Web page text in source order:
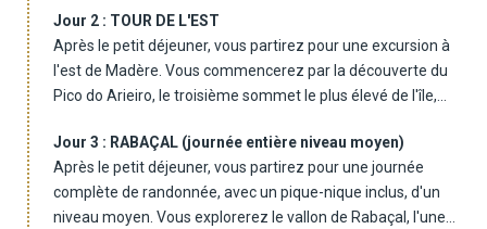
profonde de Madère.
nuit reposante.
Jour 2 : TOUR DE L'EST
Après le petit déjeuner, vous partirez pour une excursion à
l'est de Madère. Vous commencerez par la découverte du
Pico do Arieiro, le troisième sommet le plus élevé de l'île,
le souffle. Vous poursuivrez vers Ribeiro Frio, un charmant
village de montagne entouré d'une végétation luxuriante, où
vous visiterez un élevage traditionnel de truites,
emblématique de la région. La route vous mènera ensuite à
Jour 3 : RABAÇAL (journée entière niveau moyen)
Après le petit déjeuner, vous partirez pour une journée
complète de randonnée, avec un pique-nique inclus, d'un
niveau moyen. Vous explorerez le vallon de Rabaçal, l'une